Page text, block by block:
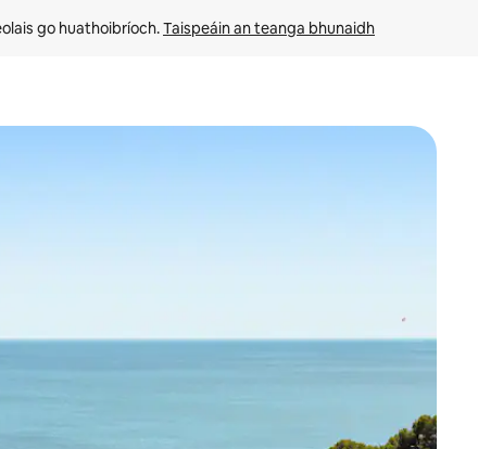
go huathoibríoch. Taispeáin an teanga bhunaidh
suas agus síos nó déan iniúchadh trí thadhall nó svaidhpeáil.